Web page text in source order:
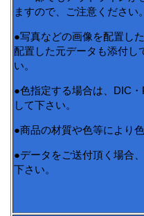
ますので、ご注意ください。
●写真などの画像を配置し
配置した元データも添付し
い。
●色指定する場合は、DIC
して下さい。
●商品の材質や色等により
●データをご送付頂く場合
下さい。